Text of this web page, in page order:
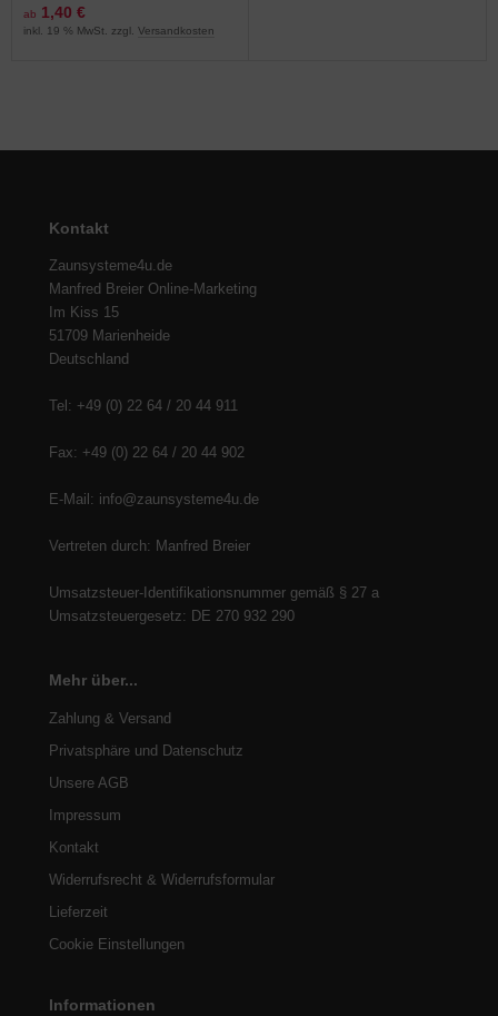
Ausführungen
ab 1,40 €
inkl. 19 % MwSt. zzgl. Versandkosten
Kontakt
Zaunsysteme4u.de
Manfred Breier Online-Marketing
Im Kiss 15
51709 Marienheide
Deutschland
Tel: +49 (0) 22 64 / 20 44 911
Fax: +49 (0) 22 64 / 20 44 902
E-Mail: info@zaunsysteme4u.de
Vertreten durch: Manfred Breier
Umsatzsteuer-Identifikationsnummer gemäß § 27 a
Umsatzsteuergesetz: DE 270 932 290
Mehr über...
Zahlung & Versand
Privatsphäre und Datenschutz
Unsere AGB
Impressum
Kontakt
Widerrufsrecht & Widerrufsformular
Lieferzeit
Cookie Einstellungen
Informationen